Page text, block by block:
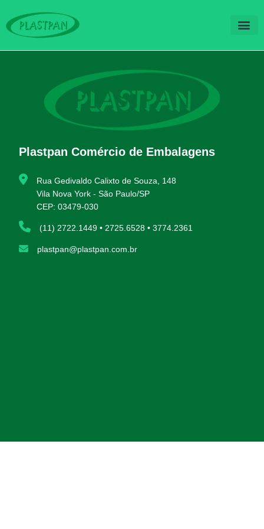
Plastpan Comércio de Embalagens
Rua Gedivaldo Calixto de Souza, 148
Vila Nova York - São Paulo/SP
CEP: 03479-030
(11) 2722.1449 • 2725.6528 • 3774.2361
plastpan@plastpan.com.br